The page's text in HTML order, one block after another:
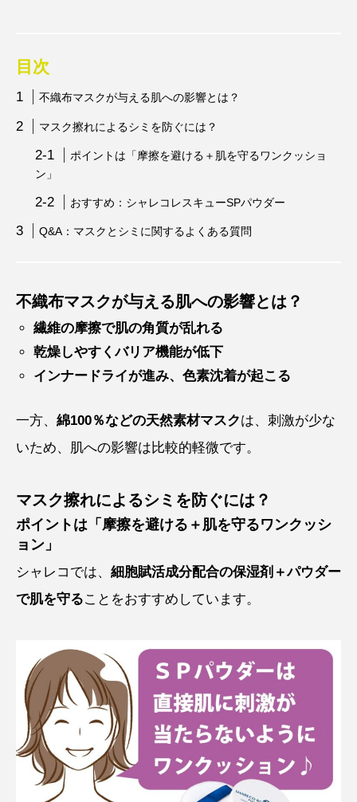
目次
不織布マスクが与える肌への影響とは？
マスク擦れによるシミを防ぐには？
ポイントは「摩擦を避ける＋肌を守るワンクッショ
ン」
おすすめ：シャレコレスキューSPパウダー
Q&A：マスクとシミに関するよくある質問
不織布マスクが与える肌への影響とは？
繊維の摩擦で肌の角質が乱れる
乾燥しやすくバリア機能が低下
インナードライが進み、色素沈着が起こる
一方、 綿100％などの天然素材マスクは、刺激が少な
いため、肌への影響は比較的軽微です。
マスク擦れによるシミを防ぐには？
ポイントは「摩擦を避ける＋肌を守るワンクッシ
ョン」
シャレコでは、 細胞賦活成分配合の保湿剤＋パウダー
で肌を守ることをおすすめしています。